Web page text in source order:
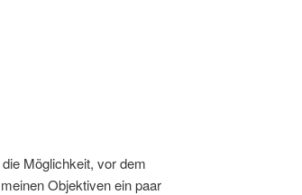
wollte.
Möglichkeit, vor dem
Objektiven ein paar